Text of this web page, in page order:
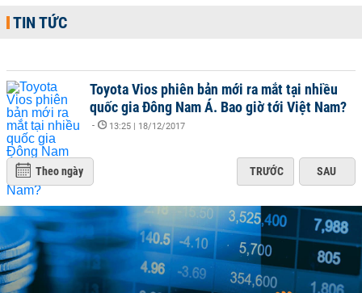
TIN TỨC
Toyota Vios phiên bản mới ra mắt tại nhiều
quốc gia Đông Nam Á. Bao giờ tới Việt Nam?
- 13:25 | 18/12/2017
Theo ngày TRƯỚC SAU